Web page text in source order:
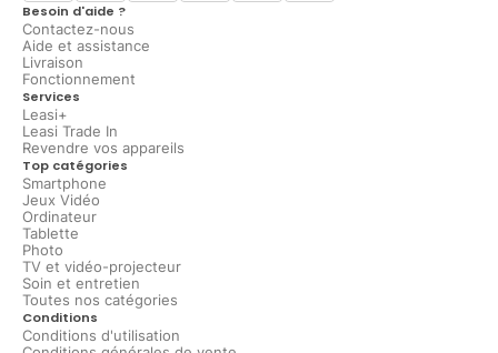
Besoin d'aide ?
Contactez-nous
Aide et assistance
Livraison
Fonctionnement
Services
Leasi+
Leasi Trade In
Revendre vos appareils
Top catégories
Smartphone
Jeux Vidéo
Ordinateur
Tablette
Photo
TV et vidéo-projecteur
Soin et entretien
Toutes nos catégories
Conditions
Conditions d'utilisation